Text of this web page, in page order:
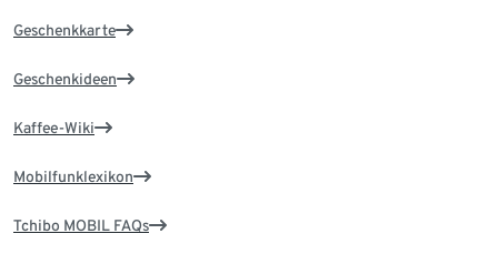
Geschenkkarte
Geschenkideen
Kaffee-Wiki
Mobilfunklexikon
Tchibo MOBIL FAQs